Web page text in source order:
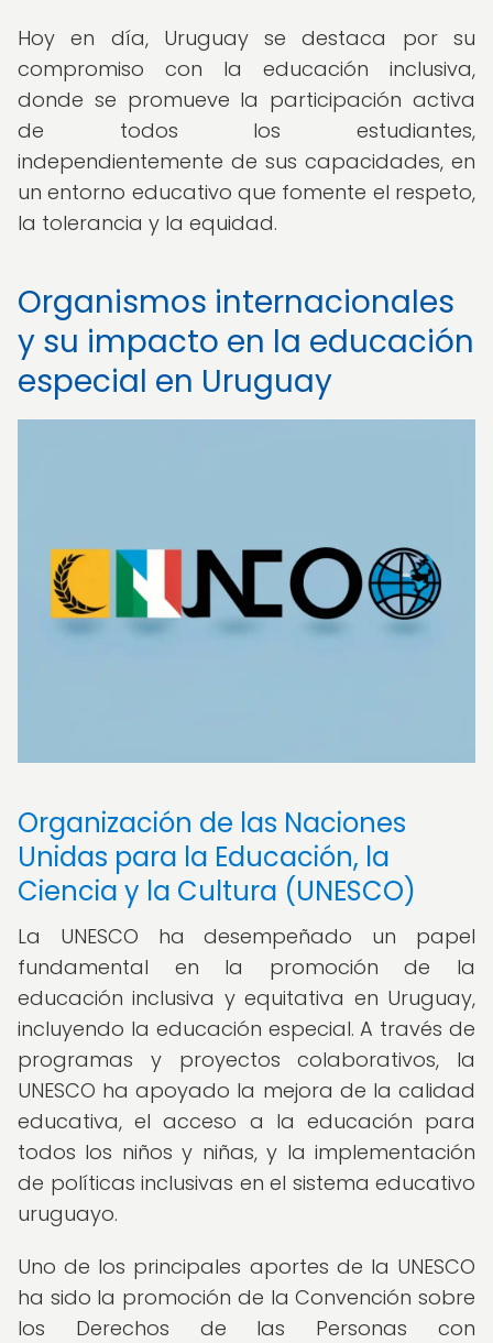
Hoy en día, Uruguay se destaca por su
compromiso con la educación inclusiva,
donde se promueve la participación activa
de todos los estudiantes,
independientemente de sus capacidades, en
un entorno educativo que fomente el respeto,
la tolerancia y la equidad.
Organismos internacionales
y su impacto en la educación
especial en Uruguay
Organización de las Naciones
Unidas para la Educación, la
Ciencia y la Cultura (UNESCO)
La UNESCO ha desempeñado un papel
fundamental en la promoción de la
educación inclusiva y equitativa en Uruguay,
incluyendo la educación especial. A través de
programas y proyectos colaborativos, la
UNESCO ha apoyado la mejora de la calidad
educativa, el acceso a la educación para
todos los niños y niñas, y la implementación
de políticas inclusivas en el sistema educativo
uruguayo.
Uno de los principales aportes de la UNESCO
ha sido la promoción de la Convención sobre
los Derechos de las Personas con